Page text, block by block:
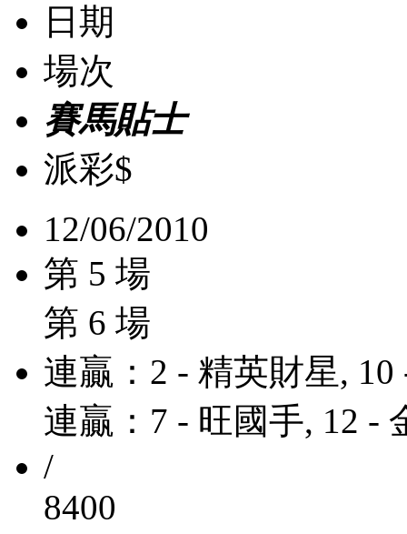
日期
場次
賽馬貼士
派彩$
12/06/2010
第 5 場
第 6 場
連贏：2 - 精英財星, 10
連贏：7 - 旺國手, 12 -
/
8400